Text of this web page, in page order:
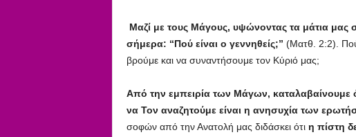
Μαζί με τους Μάγους, υψώνοντας τα μάτια μας
σήμερα: “Πού είναι ο γεννηθείς;” (Ματθ. 2:2).
βρούμε και να συναντήσουμε τον Κύριό μας;
Από την εμπειρία των Μάγων, καταλαβαίνουμε
να Τον αναζητούμε είναι η ανησυχία των
σοφών από την Ανατολή μας διδάσκει ότι η πίστη